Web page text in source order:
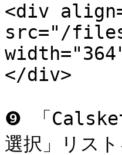
<div
src="/files/
</div>
❾ 「Calsket
選択」リスト